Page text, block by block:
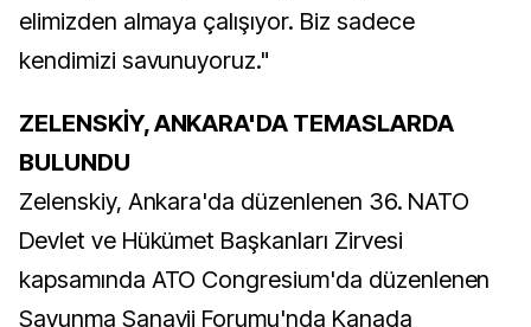
elimizden almaya çalışıyor. Biz sadece
kendimizi savunuyoruz."
ZELENSKİY, ANKARA'DA TEMASLARDA
BULUNDU
Zelenskiy, Ankara'da düzenlenen 36.⁠ ⁠NATO
Devlet ve Hükümet Başkanları Zirvesi
kapsamında ATO Congresium'da düzenlenen
Savunma Sanayii Forumu'nda Kanada